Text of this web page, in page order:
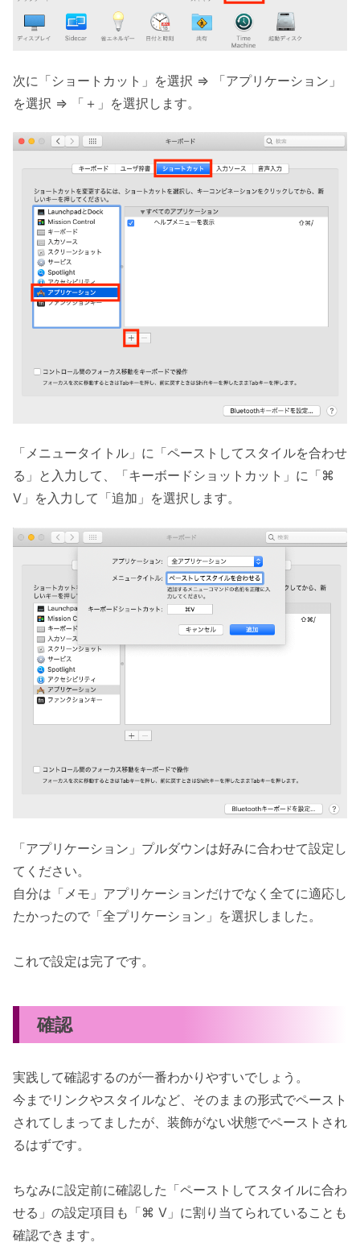
次に「ショートカット」を選択 => 「アプリケーション」
を選択 => 「＋」を選択します。
「メニュータイトル」に「ペーストしてスタイルを合わせ
る」と入力して、「キーボードショットカット」に「⌘
V」を入力して「追加」を選択します。
「アプリケーション」プルダウンは好みに合わせて設定し
てください。
自分は「メモ」アプリケーションだけでなく全てに適応し
たかったので「全プリケーション」を選択しました。
これで設定は完了です。
確認
実践して確認するのが一番わかりやすいでしょう。
今までリンクやスタイルなど、そのままの形式でペースト
されてしまってましたが、装飾がない状態でペーストされ
るはずです。
ちなみに設定前に確認した「ペーストしてスタイルに合わ
せる」の設定項目も「⌘ V」に割り当てられていることも
確認できます。